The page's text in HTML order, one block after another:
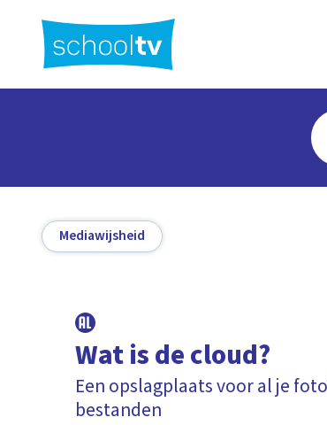
hoofdinhoud
Mediawijsheid
Wat is de cloud?
Een opslagplaats voor al je
bestanden